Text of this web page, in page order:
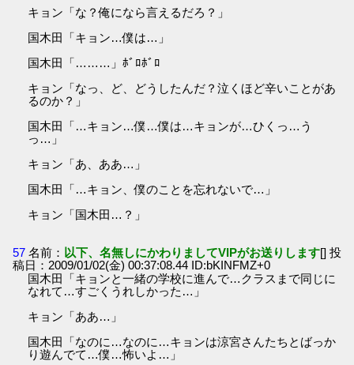
キョン「な？俺になら言えるだろ？」
国木田「キョン…僕は…」
国木田「………」ﾎﾞﾛﾎﾞﾛ
キョン「なっ、ど、どうしたんだ？泣くほど辛いことがあ
るのか？」
国木田「…キョン…僕…僕は…キョンが…ひくっ…う
っ…」
キョン「あ、ああ…」
国木田「…キョン、僕のことを忘れないで…」
キョン「国木田…？」
57 名前： 以下、名無しにかわりましてVIPがお送りします[] 投
稿日：2009/01/02(金) 00:37:08.44 ID:bKINFMZ+0
国木田「キョンと一緒の学校に進んで…クラスまで同じに
なれて…すごくうれしかった…」
キョン「ああ…」
国木田「なのに…なのに…キョンは涼宮さんたちとばっか
り遊んでて…僕…怖いよ…」